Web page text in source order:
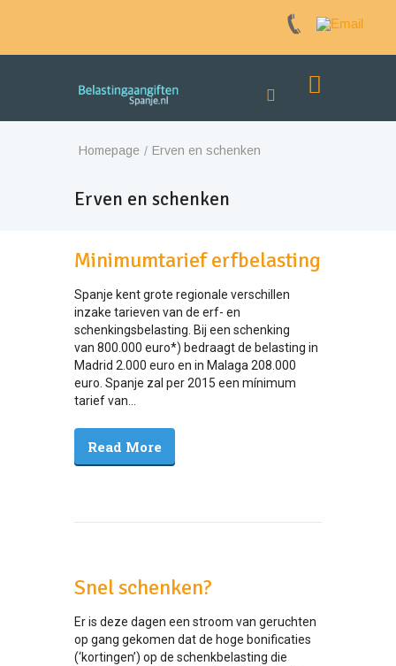
Homepage Erven en schenken
Erven en schenken
Minimumtarief erfbelasting
Spanje kent grote regionale verschillen
inzake tarieven van de erf- en
schenkingsbelasting. Bij een schenking
van 800.000 euro*) bedraagt de belasting in
Madrid 2.000 euro en in Malaga 208.000
euro. Spanje zal per 2015 een mínimum
tarief van...
Read More
Snel schenken?
Er is deze dagen een stroom van geruchten
op gang gekomen dat de hoge bonificaties
(‘kortingen’) op de schenkbelasting die